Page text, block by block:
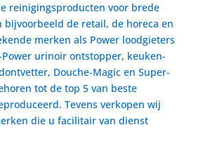
reinigingsproducten voor brede
bijvoorbeeld de retail, de horeca en
merken als Power loodgieters
urinoir ontstopper, keuken-
Douche-Magic en Super-
tot de top 5 van beste
Tevens verkopen wij
die u facilitair van dienst